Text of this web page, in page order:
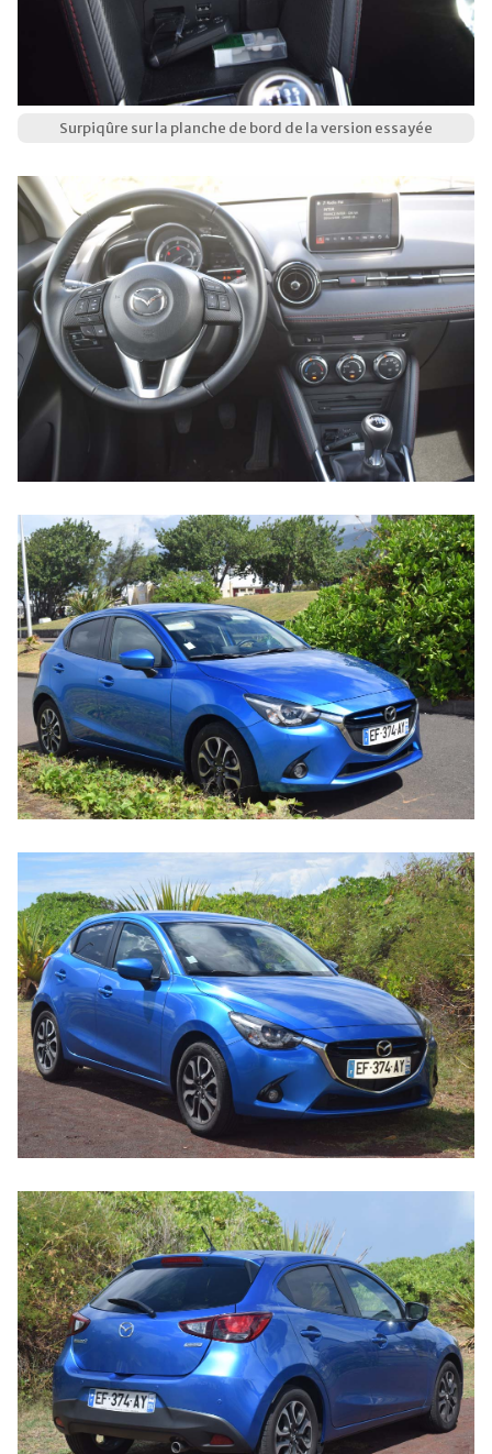
Surpiqûre sur la planche de bord de la version essayée